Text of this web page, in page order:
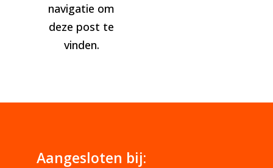
navigatie om
deze post te
vinden.
Aangesloten bij: